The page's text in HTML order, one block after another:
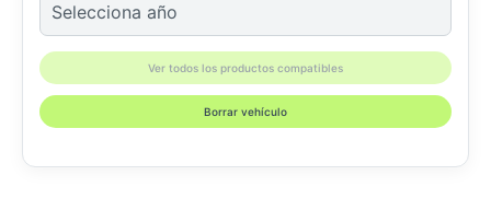
Ver todos los productos compatibles
Borrar vehículo